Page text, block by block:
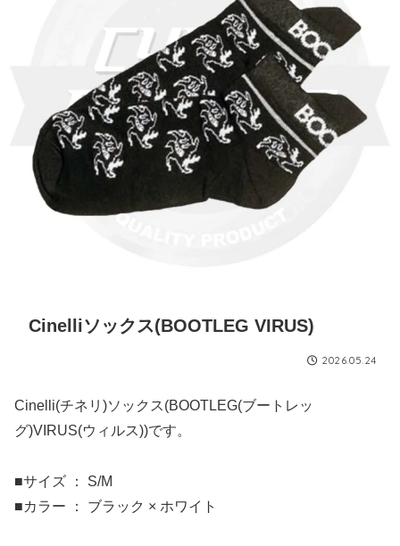
Cinelliソックス(BOOTLEG VIRUS)
2026.05.24
Cinelli(チネリ)ソックス(BOOTLEG(ブートレッ
グ)VIRUS(ウィルス))です。
■サイズ ： S/M
■カラー ： ブラック × ホワイト